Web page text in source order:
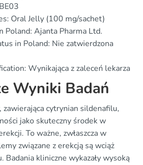
Oral Jelly (100 mg/sachet)
Poland: Ajanta Pharma Ltd.
in Poland: Nie zatwierdzona
Wynikająca z zaleceń lekarza
Wyniki Badań
zawierająca cytrynian sildenafilu,
jako skuteczny środek w
To ważne, zwłaszcza w
związane z erekcją są wciąż
Badania kliniczne wykazały wysoką